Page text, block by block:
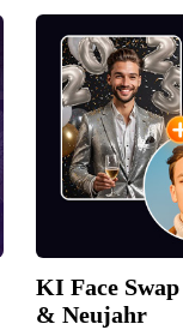
KI Face
& Neujahr